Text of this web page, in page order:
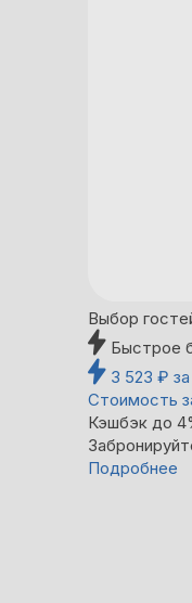
Выбор
Быстрое
3 523 ₽
Стоимость
Кэшбэк до
Подробнее